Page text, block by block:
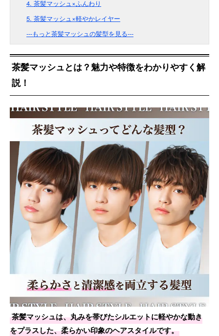
4. 茶髪マッシュ×ふんわり
5. 茶髪マッシュ×軽やかレイヤー
---もっと茶髪マッシュの髪型を見る---
茶髪マッシュとは？魅力や特徴をわかりやすく解
説！
茶髪マッシュは、丸みを帯びたシルエットに軽やかな動き
をプラスした、柔らかい印象のヘアスタイルです。